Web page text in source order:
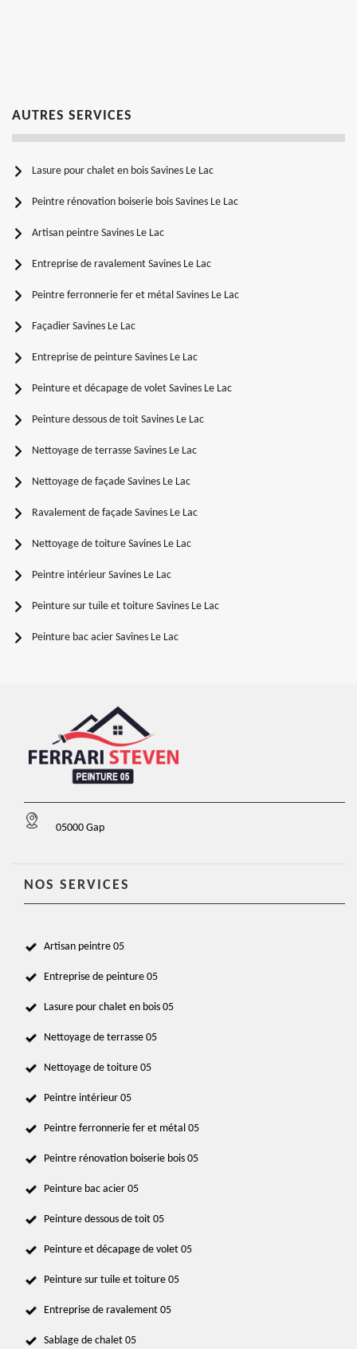
AUTRES SERVICES
Lasure pour chalet en bois Savines Le Lac
Peintre rénovation boiserie bois Savines Le Lac
Artisan peintre Savines Le Lac
Entreprise de ravalement Savines Le Lac
Peintre ferronnerie fer et métal Savines Le Lac
Façadier Savines Le Lac
Entreprise de peinture Savines Le Lac
Peinture et décapage de volet Savines Le Lac
Peinture dessous de toit Savines Le Lac
Nettoyage de terrasse Savines Le Lac
Nettoyage de façade Savines Le Lac
Ravalement de façade Savines Le Lac
Nettoyage de toiture Savines Le Lac
Peintre intérieur Savines Le Lac
Peinture sur tuile et toiture Savines Le Lac
Peinture bac acier Savines Le Lac
05000 Gap
NOS SERVICES
Artisan peintre 05
Entreprise de peinture 05
Lasure pour chalet en bois 05
Nettoyage de terrasse 05
Nettoyage de toiture 05
Peintre intérieur 05
Peintre ferronnerie fer et métal 05
Peintre rénovation boiserie bois 05
Peinture bac acier 05
Peinture dessous de toit 05
Peinture et décapage de volet 05
Peinture sur tuile et toiture 05
Entreprise de ravalement 05
Sablage de chalet 05